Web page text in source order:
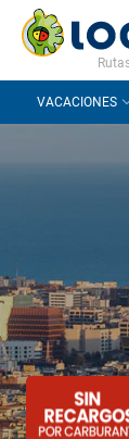
CONTACTO
VACACIONES